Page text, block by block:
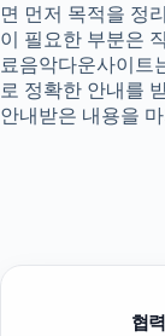
면 먼저 목적을 정
이 필요한 부분은
료음악다운사이트
로 정확한 안내를
안내받은 내용을
협